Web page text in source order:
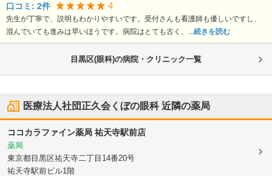
口コミ: 2件 4
先生が丁寧で、説明もわかりやすいです。受付さんも看護師も優しいですし、
混んでいても進みは早いほうです。病院はとても古く、... 続きを読む
目黒区(眼科)の病院・クリニック一覧
医療法人社団正久会くぼの眼科近隣の薬局
ココカラファイン薬局 祐天寺駅前店
薬局
東京都目黒区祐天寺二丁目14番20号
祐天寺駅前ビル1階